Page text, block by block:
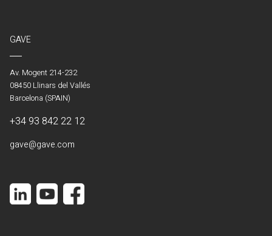
GAVE
Av. Mogent 214-232
08450 Llinars del Vallés
Barcelona (SPAIN)
+34 93 842 22 12
gave@gave.com